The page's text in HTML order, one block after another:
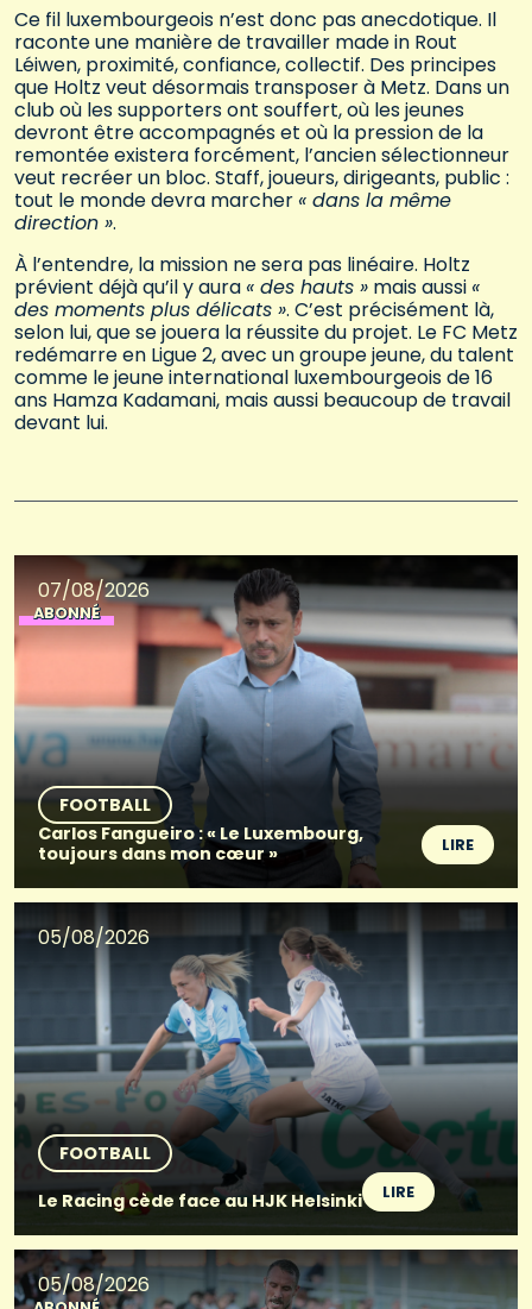
Ce fil luxembourgeois n’est donc pas anecdotique. Il
raconte une manière de travailler made in Rout
Léiwen, proximité, confiance, collectif. Des principes
que Holtz veut désormais transposer à Metz. Dans un
club où les supporters ont souffert, où les jeunes
devront être accompagnés et où la pression de la
remontée existera forcément, l’ancien sélectionneur
veut recréer un bloc. Staff, joueurs, dirigeants, public :
tout le monde devra marcher« dans la même
direction ».
À l’entendre, la mission ne sera pas linéaire. Holtz
prévient déjà qu’il y aura« des hauts » mais aussi«
des moments plus délicats ». C’est précisément là,
selon lui, que se jouera la réussite du projet. Le FC Metz
redémarre en Ligue 2, avec un groupe jeune, du talent
comme le jeune international luxembourgeois de 16
ans Hamza Kadamani, mais aussi beaucoup de travail
devant lui.
07/08/2026
ABONNÉ
FOOTBALL
Carlos Fangueiro : « Le Luxembourg,
toujours dans mon cœur »
LIRE
05/08/2026
FOOTBALL
Le Racing cède face au HJK Helsinki
LIRE
05/08/2026